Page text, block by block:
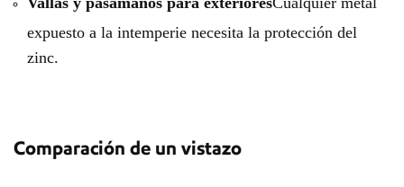
expuesto a la intemperie necesita la protección del
zinc.
Comparación de un vistazo